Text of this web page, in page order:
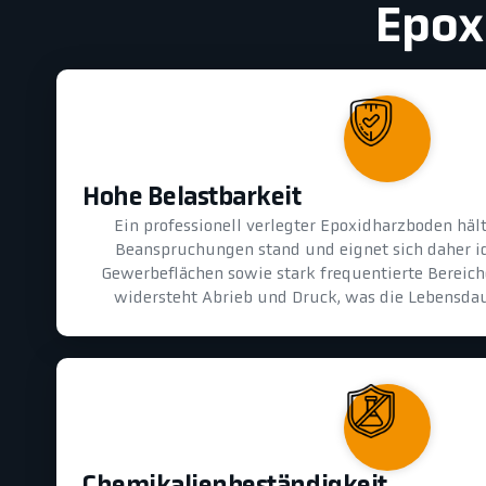
Hohe Belastbarkeit
Ein professionell verlegter Epoxidharzboden
Beanspruchungen stand und eignet sich daher
Gewerbeflächen sowie stark frequentierte
widersteht Abrieb und Druck, was die